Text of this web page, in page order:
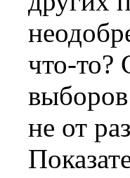
что-то?
не от